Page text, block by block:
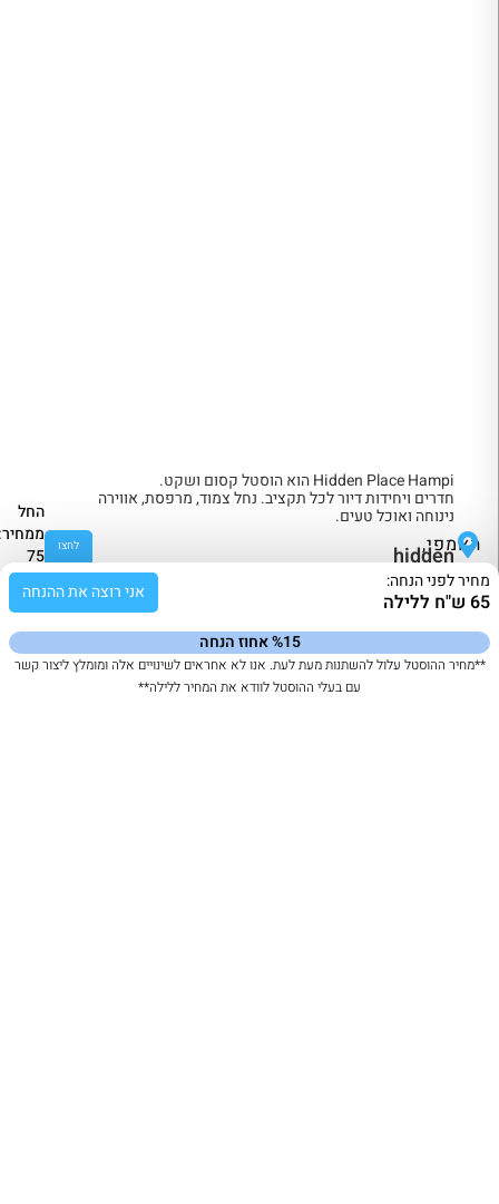
מחיר לפני הנחה:
65 ש"ח ללילה אני רוצה את ההנחה
%15 אחוז הנחה
**מחיר ההוסטל עלול להשתנות מעת לעת. אנו לא אחראים לשינויים אלה ומומלץ ליצור קשר
עם בעלי ההוסטל לוודא את המחיר ללילה**
hidden
place
hampi
האמפי,
הודו
Hidden Place Hampi הוא הוסטל קסום ושקט.
חדרים ויחידות דיור לכל תקציב. נחל צמוד, מרפסת, אווירה
נינוחה ואוכל טעים.
החל
75
ש"ח
ללילה
לחצו
לפרטים